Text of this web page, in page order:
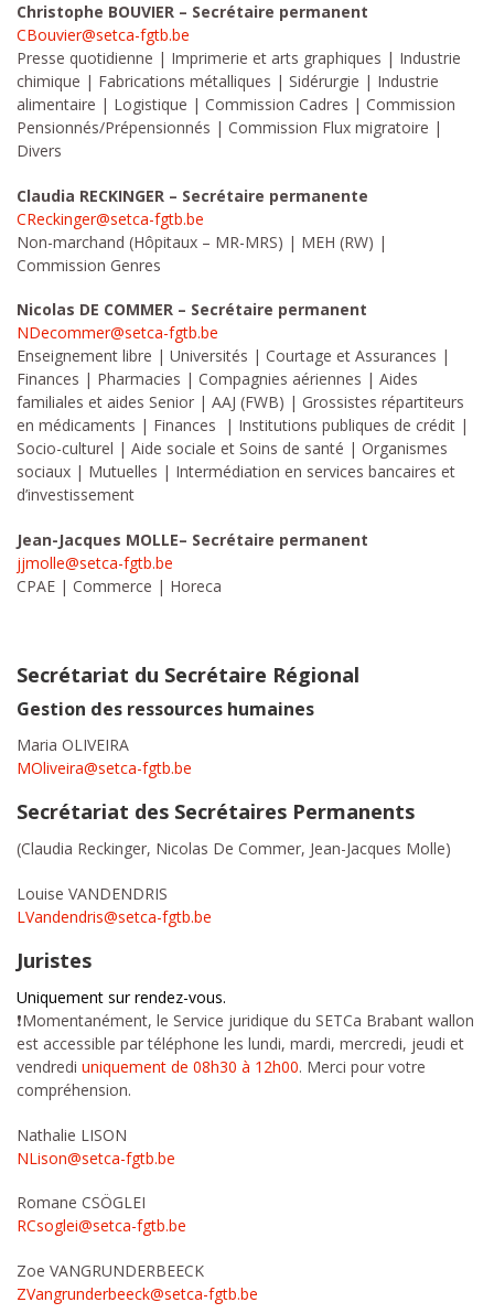
Christophe BOUVIER – Secrétaire permanent
CBouvier@setca-fgtb.be
Presse quotidienne | Imprimerie et arts graphiques | Industrie
chimique | Fabrications métalliques | Sidérurgie | Industrie
alimentaire | Logistique | Commission Cadres | Commission
Pensionnés/Prépensionnés | Commission Flux migratoire |
Divers
Claudia RECKINGER – Secrétaire permanente
CReckinger@setca-fgtb.be
Non-marchand (Hôpitaux – MR-MRS) | MEH (RW) |
Commission Genres
Nicolas DE COMMER – Secrétaire permanent
NDecommer@setca-fgtb.be
Enseignement libre | Universités | Courtage et Assurances |
Finances | Pharmacies | Compagnies aériennes | Aides
familiales et aides Senior | AAJ (FWB) | Grossistes répartiteurs
en médicaments | Finances | Institutions publiques de crédit |
Socio-culturel | Aide sociale et Soins de santé | Organismes
sociaux | Mutuelles | Intermédiation en services bancaires et
d’investissement
Jean-Jacques MOLLE– Secrétaire permanent
jjmolle@setca-fgtb.be
CPAE | Commerce | Horeca
Secrétariat du Secrétaire Régional
Gestion des ressources humaines
Maria OLIVEIRA
MOliveira@setca-fgtb.be
Secrétariat des Secrétaires Permanents
(Claudia Reckinger, Nicolas De Commer, Jean-Jacques Molle)
Louise VANDENDRIS
LVandendris@setca-fgtb.be
Juristes
Uniquement sur rendez-vous.
❗Momentanément, le Service juridique du SETCa Brabant wallon
est accessible par téléphone les lundi, mardi, mercredi, jeudi et
vendredi uniquement de 08h30 à 12h00. Merci pour votre
compréhension.
Nathalie LISON
NLison@setca-fgtb.be
Romane CSÖGLEI
RCsoglei@setca-fgtb.be
Zoe VANGRUNDERBEECK
ZVangrunderbeeck@setca-fgtb.be